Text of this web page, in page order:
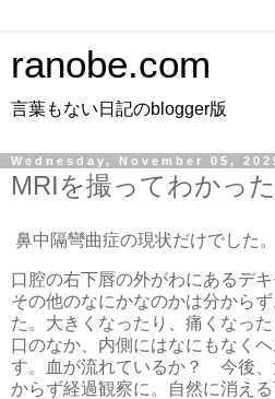
ranobe.com
言葉もない日記のblogger版
Wednesday, November 05,
MRIを撮ってわかっ
鼻中隔彎曲症の現状だけでした。
口腔の右下唇の外がわにあるデ
その他のなにかなのかは分から
た。大きくなったり、痛くなっ
口のなか、内側にはなにもなく
す。血が流れているか？ 今後、
からず経過観察に。自然に消え